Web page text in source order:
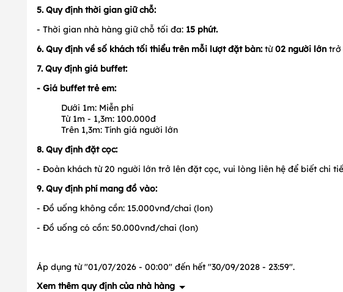
5. Quy định thời gian giữ chỗ:
- Thời gian nhà hàng giữ chỗ tối đa: 15 phút.
6. Quy định về số khách tối thiểu trên mỗi lượt đặt bàn: từ02 người lớn trở
7. Quy định giá buffet:
- Giá buffet trẻ em:
Dưới 1m: Miễn phí
Từ 1m - 1,3m: 100.000đ
Trên 1,3m: Tính giá người lớn
8. Quy định đặt cọc:
- Đoàn khách từ 20 người lớn trở lên đặt cọc, vui lòng liên hệ để biết chi
9. Quy định phí mang đồ vào:
- Đồ uống không cồn: 15.000vnđ/chai (lon)
- Đồ uống có cồn: 50.000vnđ/chai (lon)
Áp dụng từ "01/07/2026 - 00:00" đến hết "30/09/2028 - 23:59".
Xem thêm quy định của nhà hàng